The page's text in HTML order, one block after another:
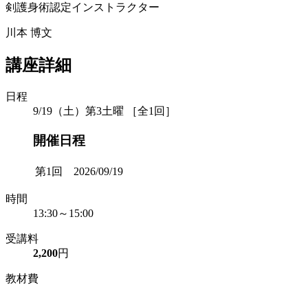
剣護身術認定インストラクター
川本 博文
講座詳細
日程
9/19（土）第3土曜 ［全1回］
開催日程
第1回 2026/09/19
時間
13:30～15:00
受講料
2,200円
教材費